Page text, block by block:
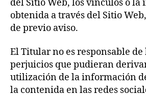
del Sitio Web, los vínculos o
obtenida a través del Sitio
de previo aviso.
El Titular no es responsable de
perjuicios que pudieran
utilización de la información
la contenida en las redes